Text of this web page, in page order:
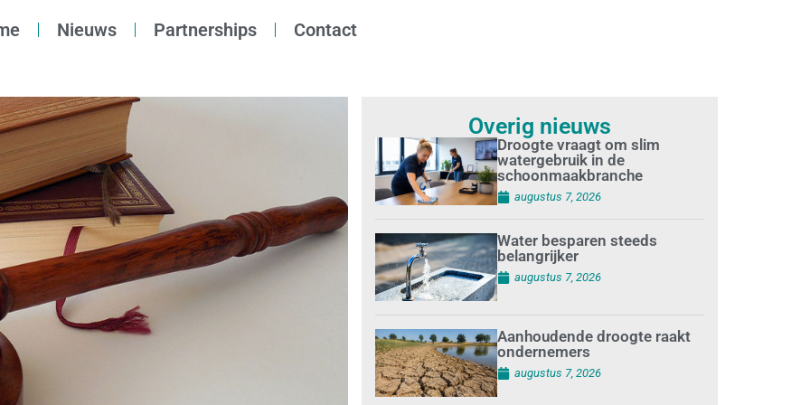
Nieuws Partnerships Contact
Overig nieuws
Droogte vraagt om slim
watergebruik in de
schoonmaakbranche
augustus 7, 2026
Water besparen steeds
belangrijker
augustus 7, 2026
Aanhoudende droogte raakt
ondernemers
augustus 7, 2026